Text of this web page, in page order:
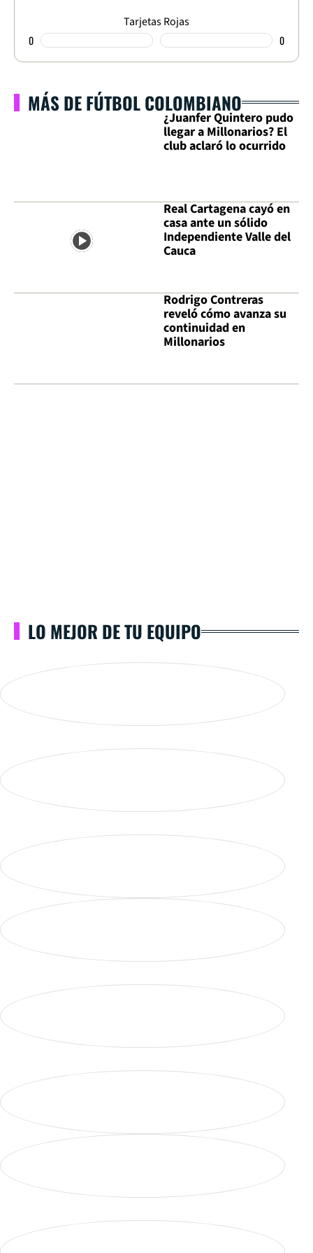
Tarjetas Rojas
0 0
MÁS DE FÚTBOL COLOMBIANO
¿Juanfer Quintero pudo
llegar a Millonarios? El
club aclaró lo ocurrido
Real Cartagena cayó en
casa ante un sólido
Independiente Valle del
Cauca
Rodrigo Contreras
reveló cómo avanza su
continuidad en
Millonarios
LO MEJOR DE TU EQUIPO